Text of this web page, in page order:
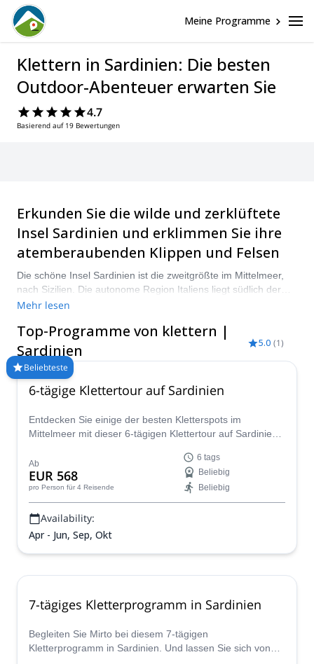
Meine Programme
Klettern in Sardinien: Die besten
Outdoor-Abenteuer erwarten Sie
4.7
Basierend auf 19 Bewertungen
Erkunden Sie die wilde und zerklüftete
Insel Sardinien und erklimmen Sie ihre
atemberaubenden Klippen und Felsen
Die schöne Insel Sardinien ist die zweitgrößte im Mittelmeer,
nach Sizilien. Die autonome Region Italiens liegt südlich der
französischen Insel Korsika und wird sowohl vom Mittelmeer
sardischen Klippen, die in das türkisfarbene Wasser
eintauchen, ist spektakulär. Es gibt Mehrseillängenrouten,
Felswände und Felsen sowohl für Anfänger als auch für
Experten. Die wilde natürliche Schönheit Sardiniens,
zusammen mit 2.000 Kilometern Küstenlinie, unglaublichen
Stränden und gebirgigem Inneren, macht es zu einem
hervorragenden Kletterziel. Besuchen Sie es im Frühling und
Herbst für ideales Wetter und Kletterbedingungen.
Mehr lesen
Top-Programme von klettern |
Sardinien
Beliebteste
5.0 (1)
6-tägige Klettertour auf Sardinien
Entdecken Sie einige der besten Kletterspots im
Mittelmeer mit dieser 6-tägigen Klettertour auf Sardinien,
Ab
EUR 568
pro Person für 4 Reisende
6 tags
Beliebig
Beliebig
Availability:
Apr - Jun, Sep, Okt
7-tägiges Kletterprogramm in Sardinien
Begleiten Sie Mirto bei diesem 7-tägigen
Kletterprogramm in Sardinien. Und lassen Sie sich von